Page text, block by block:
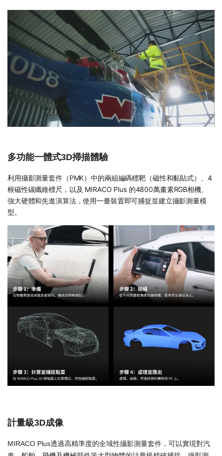
多功能一體式3D掃描體驗
利用攝影測量套件（PMK）中的兩組編碼標靶（磁性和黏貼式）、4
根磁性碳纖維標尺，以及 MIRACO Plus 的4800萬畫素RGB相機、
強大硬體和先進演算法，使用一臺裝置即可捕捉並建立攝影測量模
型。
計量級3D成像
MIRACO Plus透過高精準度的全域性攝影測量套件，可以實現對汽